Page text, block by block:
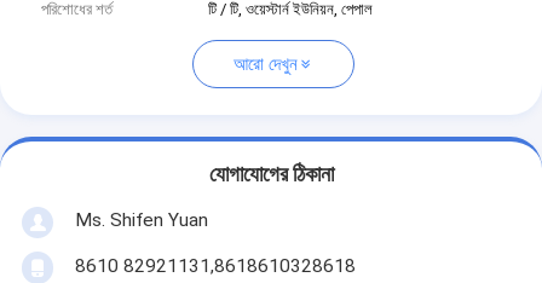
পরিশোধের শর্ত
টি / টি, ওয়েস্টার্ন ইউনিয়ন, পেপাল
আরো দেখুন
যোগাযোগের ঠিকানা
Ms. Shifen Yuan
8610 82921131,8618610328618